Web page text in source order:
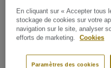
En cliquant sur « Accepter tous
stockage de cookies sur votre
navigation sur le site, analyser
efforts de marketing.
Cookies
Paramètres des cookies